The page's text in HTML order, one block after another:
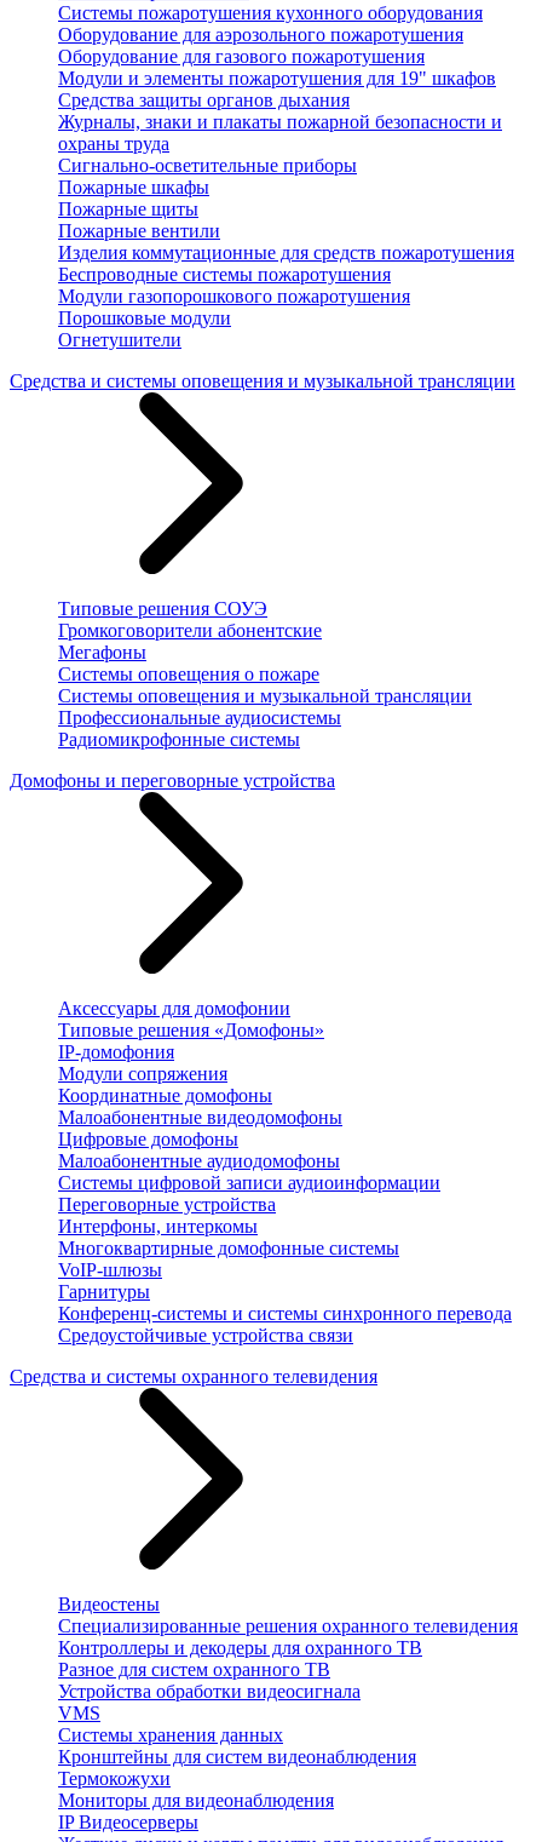
Системы пожаротушения кухонного оборудования
Оборудование для аэрозольного пожаротушения
Оборудование для газового пожаротушения
Модули и элементы пожаротушения для 19" шкафов
Средства защиты органов дыхания
Журналы, знаки и плакаты пожарной безопасности и
охраны труда
Сигнально-осветительные приборы
Пожарные шкафы
Пожарные щиты
Пожарные вентили
Изделия коммутационные для средств пожаротушения
Беспроводные системы пожаротушения
Модули газопорошкового пожаротушения
Порошковые модули
Огнетушители
Средства и системы оповещения и музыкальной трансляции
Типовые решения СОУЭ
Громкоговорители абонентские
Мегафоны
Системы оповещения о пожаре
Системы оповещения и музыкальной трансляции
Профессиональные аудиосистемы
Радиомикрофонные системы
Домофоны и переговорные устройства
Аксессуары для домофонии
Типовые решения «Домофоны»
IP-домофония
Модули сопряжения
Координатные домофоны
Малоабонентные видеодомофоны
Цифровые домофоны
Малоабонентные аудиодомофоны
Системы цифровой записи аудиоинформации
Переговорные устройства
Интерфоны, интеркомы
Многоквартирные домофонные системы
VoIP-шлюзы
Гарнитуры
Конференц-системы и системы синхронного перевода
Средоустойчивые устройства связи
Средства и системы охранного телевидения
Видеостены
Специализированные решения охранного телевидения
Контроллеры и декодеры для охранного ТВ
Разное для систем охранного ТВ
Устройства обработки видеосигнала
VMS
Системы хранения данных
Кронштейны для систем видеонаблюдения
Термокожухи
Мониторы для видеонаблюдения
IP Видеосерверы